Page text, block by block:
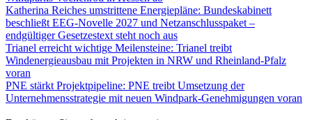
Katherina Reiches umstrittene Energiepläne: Bundeskabinett
beschließt EEG-Novelle 2027 und Netzanschlusspaket –
endgültiger Gesetzestext steht noch aus
Trianel erreicht wichtige Meilensteine: Trianel treibt
Windenergieausbau mit Projekten in NRW und Rheinland-Pfalz
voran
PNE stärkt Projektpipeline: PNE treibt Umsetzung der
Unternehmensstrategie mit neuen Windpark-Genehmigungen voran